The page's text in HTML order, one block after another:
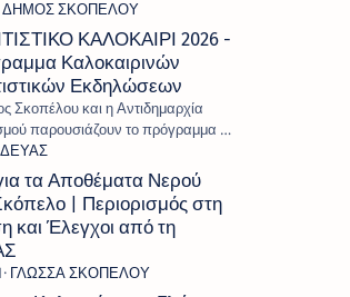
ΚΑΛΟΚΑΙΡΙ 2026 -
Καλοκαιρινών
Εκδηλώσεων
Σκοπέλου και η Αντιδημαρχία
παρουσιάζουν το πρόγραμμα «
Καλοκαίρι 2026 », ένα πλούσιο
πρόγραμμα εκδ…
τα Αποθέματα Νερού
| Περιορισμός στη
και Έλεγχοι από τη